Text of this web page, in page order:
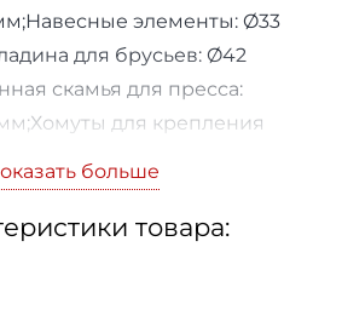
элементы: Ø33
для брусьев: Ø42
скамья для пресса:
для крепления
6100*5000 мм.
больше
товара: